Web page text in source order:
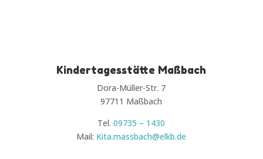
Kindertagesstätte Maßbach
Dora-Müller-Str. 7
97711 Maßbach
Tel.09735 – 1430
Mail: Kita.massbach@elkb.de